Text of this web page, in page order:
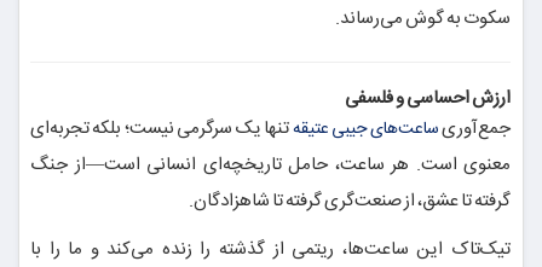
سکوت به گوش می‌رساند.
ارزش احساسی و فلسفی
جمع‌آوریساعت‌های جیبی عتیقهتنها یک سرگرمی نیست؛ بلکه تجربه‌ای
معنوی است. هر ساعت، حامل تاریخچه‌ای انسانی است—از جنگ
گرفته تا عشق، از صنعت‌گری گرفته تا شاهزادگان.
تیک‌تاک این ساعت‌ها، ریتمی از گذشته را زنده می‌کند و ما را با